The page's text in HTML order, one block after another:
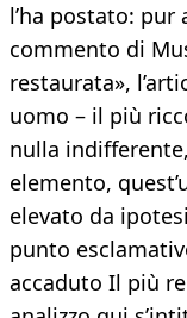
l’ha postato:
commento di
restaurata»,
uomo – il più
nulla
elemento,
elevato da
punto
accaduto Il più